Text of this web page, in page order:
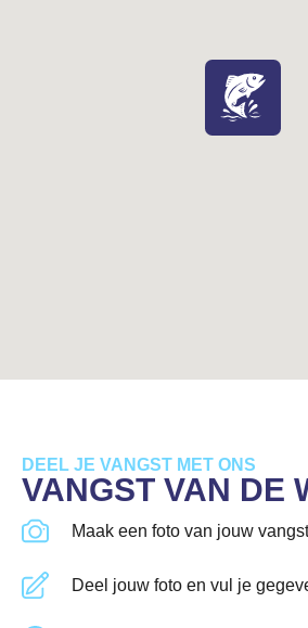
DEEL JE VANGST MET ONS
VANGST VAN DE
Maak een foto van jouw
Deel jouw foto en vul je